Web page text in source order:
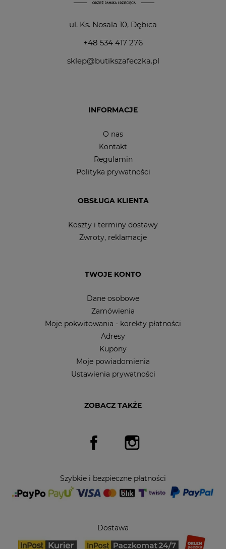
ul. Ks. Nosala 10, Dębica
+48 534 417 276
sklep@butikszafeczka.pl
INFORMACJE
O nas
Kontakt
Regulamin
Polityka prywatności
OBSŁUGA KLIENTA
Koszty i terminy dostawy
Zwroty, reklamacje
TWOJE KONTO
Dane osobowe
Zamówienia
Moje pokwitowania - korekty płatności
Adresy
Kupony
Moje powiadomienia
Ustawienia prywatności
ZOBACZ TAKŻE
Facebook
Szybkie i bezpieczne płatności
Dostawa